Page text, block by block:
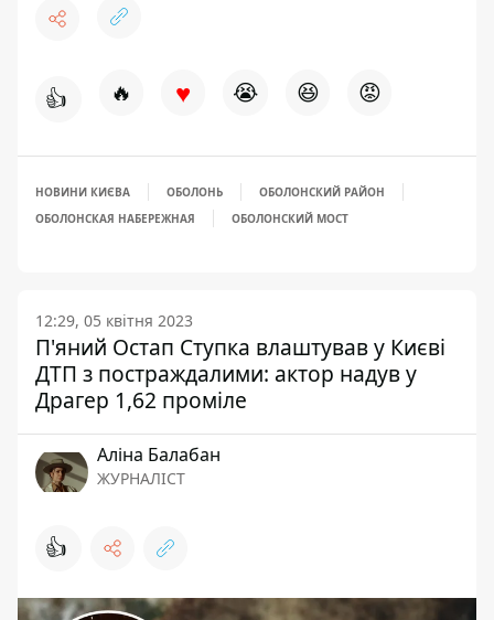
👍 🔥 ♥ 😭 😆 😡
НОВИНИ КИЄВА ОБОЛОНЬ
ОБОЛОНСКИЙ РАЙОН
ОБОЛОНСКАЯ НАБЕРЕЖНАЯ
ОБОЛОНСКИЙ МОСТ
12:29, 05 квітня 2023
П'яний Остап Ступка влаштував у Києві
ДТП з постраждалими: актор надув у
Драгер 1,62 проміле
Аліна Балабан
ЖУРНАЛІСТ
👍